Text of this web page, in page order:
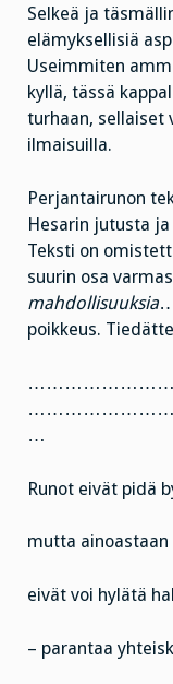
Selkeä ja
elämyksellisiä
Useimmiten
kyllä, tässä
turhaan, sellaiset
ilmaisuilla.
Perjantairunon
Hesarin jutusta
Teksti on
suurin osa
mahdollisuuksia
poikkeus.
…
Runot eivät pidä
mutta ainoastaan
eivät voi hylätä
– parantaa